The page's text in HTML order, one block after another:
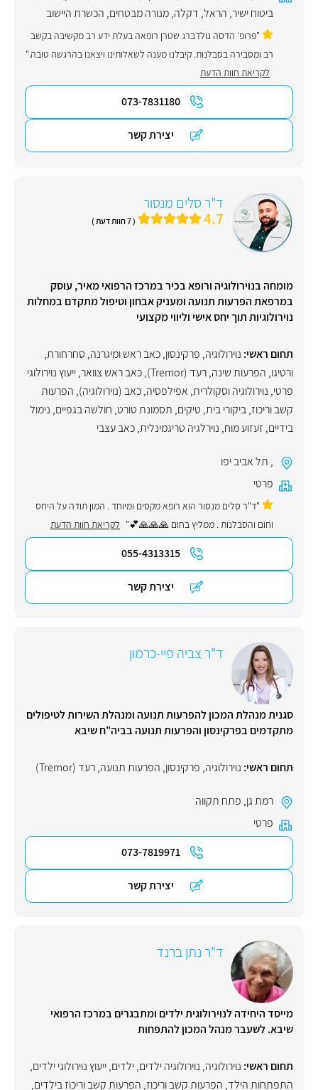
ביטוח ישיר, הראל, דקלה,מנורה מבטחים, הכשרת היישוב
"פרופ׳ הדסה גולדברג שטרן רופאה בעלת ידע רב מקשיבה בקשב
רב ומסבירה בסבלנות. קיבלנו מענה לשאלותינו ויצאנו בהרגשה טובה."
לקריאת חוות הדעת
073-7831180
יצירת קשר
ד"ר סלים מנסור
4.7 ( 7 חוות דעת )
מומחה בנוירולוגיה ורופא בכיר במרכז הרפואי מאיר, עוסק
במרפאת הפרעות תנועה ומעניק אבחון וטיפול מתקדם במחלות
נוירולוגיות תוך יחס אישי וליווי מקצועי
תחום ראשי: נוירולוגיה, פרקינסון,כאב ראש ומיגרנה, סחרחורת,
ורטיגו, הפרעות שינה,רעד (Tremor) ,כאב ראש צוואר,ייעוץ נוירולוגי
פרטי, נוירולוגיה וסקולרית, אפילפסיה,כאב (נוירולוגיה), הפרעות
קשב וריכוז,ביקורי בית, טיקים, תסמונת טורט, חולשה בגפיים, נימול
בידיים, זעזוע מוח, נוירלגיה טריגמינלית,כאב עצבי
, תל אביב יפו
פרטי
"ד"ר סּלים מנסור הוא רופא מקסים ומיוחד . המון תודה על היחס
וחום והסבלנות . ממליץ בחום 🙏🙏🙏💕" לקריאת חוות הדעת
055-4313315
יצירת קשר
ד"ר צביה פיי-כרמון
סגנית מנהלת המכון להפרעות תנועה ומנהלת השירות לטיפולים
מתקדמים בפרקינסון והפרעות תנועה בביה"ח שיבא
תחום ראשי: נוירולוגיה, פרקינסון, הפרעות תנועה,רעד (Tremor)
רמת גן, פתח תקווה
פרטי
073-7819971
יצירת קשר
ד"ר נתן ברנד
מייסד היחידה לנוירולוגית ילדים ומתבגרים במרכז הרפואי
שיבא. לשעבר מנהל המכון להתפחות
תחום ראשי: נוירולוגיה, נוירולוגיה ילדים,ילדים,ייעוץ נוירולוגי ילדים,
התפתחות הילד, הפרעות קשב וריכוז, הפרעות קשב וריכוז בילדים,